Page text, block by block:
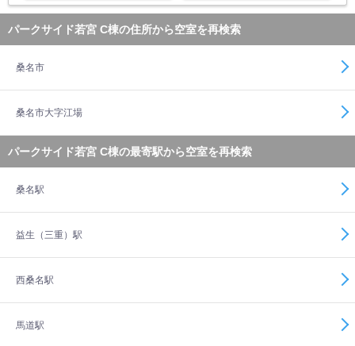
パークサイド若宮 C棟の住所から空室を再検索
桑名市
桑名市大字江場
パークサイド若宮 C棟の最寄駅から空室を再検索
桑名駅
益生（三重）駅
西桑名駅
馬道駅